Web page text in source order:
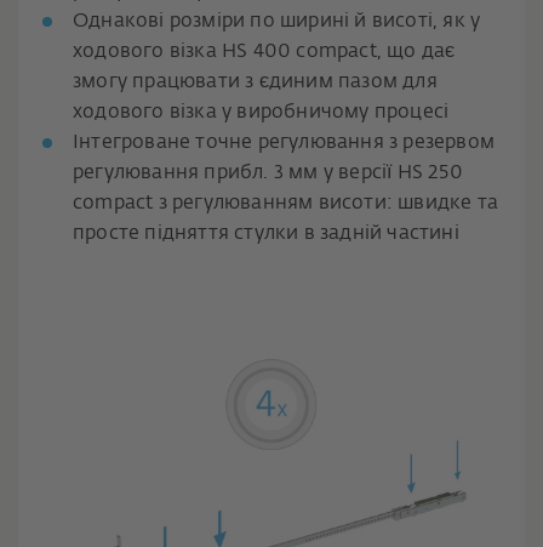
Однакові розміри по ширині й висоті, як у
ходового візка HS 400 compact, що дає
змогу працювати з єдиним пазом для
ходового візка у виробничому процесі
Інтегроване точне регулювання з резервом
регулювання прибл. 3 мм у версії HS 250
compact з регулюванням висоти: швидке та
просте підняття стулки в задній частині